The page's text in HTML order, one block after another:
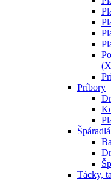
Príbory
Tácky,